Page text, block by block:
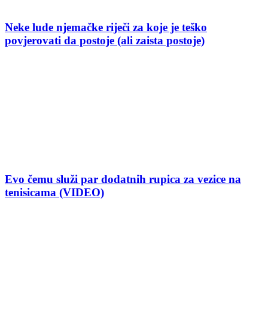
Neke lude njemačke riječi za koje je teško
povjerovati da postoje (ali zaista postoje)
Evo čemu služi par dodatnih rupica za vezice na
tenisicama (VIDEO)